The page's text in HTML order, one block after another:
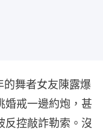
舞者女友陳露爆
婚戒一邊約炮，甚
反控敲詐勒索。沒